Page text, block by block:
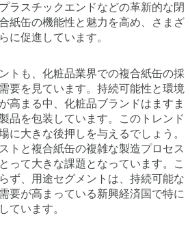
ラスチックエンドなどの革新的な閉
紙缶の機能性と魅力を高め、さまざ
に促進しています。
トも、化粧品業界での複合紙缶の採
要を見ています。持続可能性と環境
高まる中、化粧品ブランドはますま
品を包装しています。このトレンド
に大きな後押しを与えるでしょう。
トと複合紙缶の複雑な製造プロセス
って大きな課題となっています。こ
ず、用途セグメントは、持続可能な
要が高まっている新興経済国で特に
ています。